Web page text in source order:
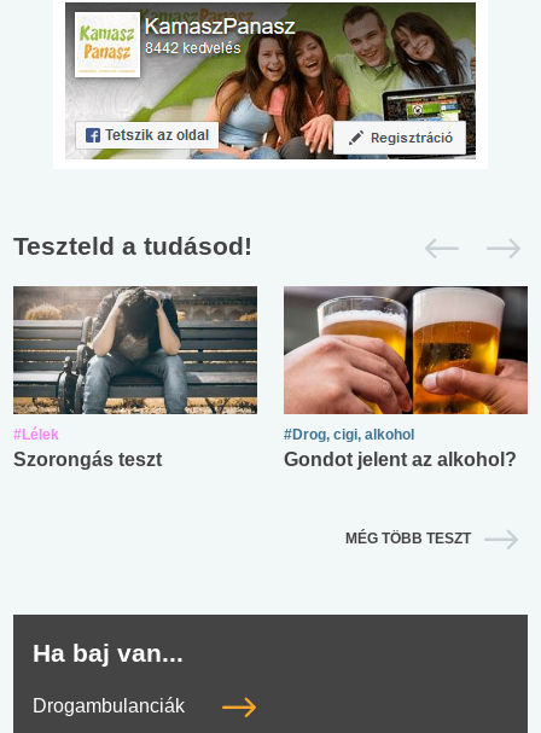
Teszteld a tudásod!
#Lélek
Szorongás teszt
#Drog, cigi, alkohol
Gondot jelent az alkohol?
MÉG TÖBB TESZT
Ha baj van...
Drogambulanciák